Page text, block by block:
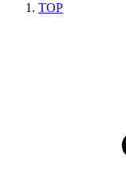
TOP